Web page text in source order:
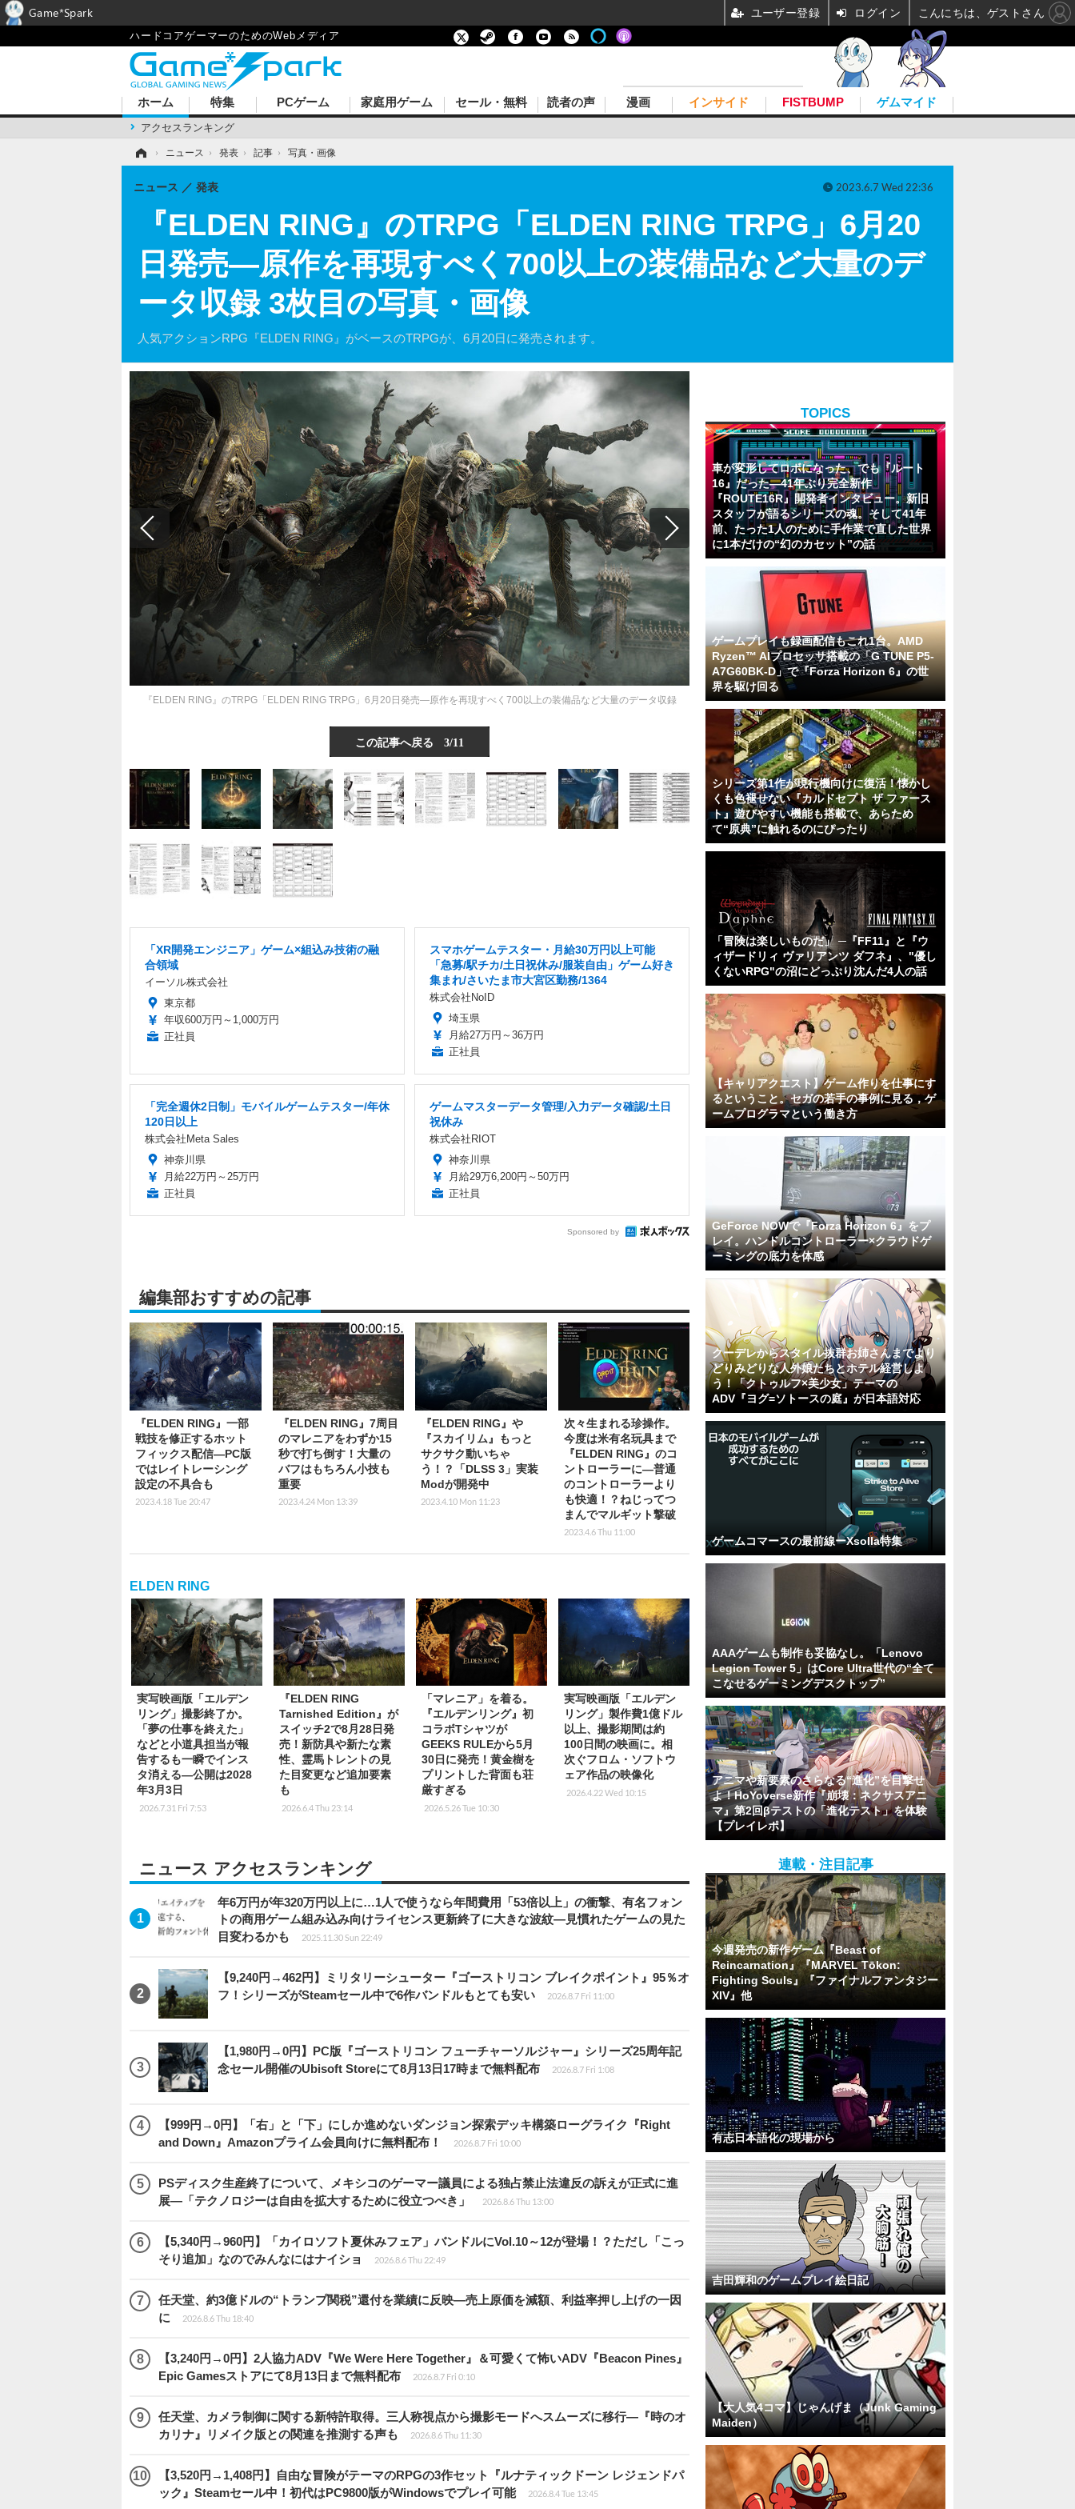
ハードコアゲーマーのためのWebメディア
ホーム
アクセスランキング
特集 PCゲーム 家庭用ゲーム セール・無料 読者の声 漫画 インサイド FISTBUMP ゲムマイド
› ニュース › 発表 › 記事 › 写真・画像
『ELDEN RING』のTRPG「ELDEN RING TRPG」6月20
日発売―原作を再現すべく700以上の装備品など大量のデ
ータ収録 3枚目の写真・画像
人気アクションRPG『ELDEN RING』がベースのTRPGが、6月20日に発売されます。
ニュース 発表 2023.6.7 Wed 22:36
『ELDEN RING』のTRPG「ELDEN RING TRPG」6月20日発売―原作を再現すべく700以上の装備品など大量のデータ収録
この記事へ戻る 3/11
「XR開発エンジニア」ゲーム×組込み技術の融
合領域
イーソル株式会社
東京都
年収600万円～1,000万円
正社員
スマホゲームテスター・月給30万円以上可能
「急募/駅チカ/土日祝休み/服装自由」ゲーム好き
集まれ/さいたま市大宮区勤務/1364
株式会社NoID
埼玉県
月給27万円～36万円
正社員
「完全週休2日制」モバイルゲームテスター/年休
120日以上
株式会社Meta Sales
神奈川県
月給22万円～25万円
正社員
ゲームマスターデータ管理/入力データ確認/土日
祝休み
株式会社RIOT
神奈川県
月給29万6,200円～50万円
正社員
Sponsored by
編集部おすすめの記事
『ELDEN RING』一部
戦技を修正するホット
フィックス配信―PC版
ではレイトレーシング
設定の不具合も
2023.4.18 Tue 20:47
『ELDEN RING』7周目
のマレニアをわずか15
秒で打ち倒す！大量の
バフはもちろん小技も
重要
2023.4.24 Mon 13:39
『ELDEN RING』や
『スカイリム』もっと
サクサク動いちゃ
う！？「DLSS 3」実装
Modが開発中
2023.4.10 Mon 11:23
次々生まれる珍操作。
今度は米有名玩具まで
『ELDEN RING』のコ
ントローラーに―普通
のコントローラーより
も快適！？ねじってつ
まんでマルギット撃破
2023.4.6 Thu 11:00
ELDEN RING
実写映画版「エルデン
リング」撮影終了か。
「夢の仕事を終えた」
などと小道具担当が報
告するも一瞬でインス
タ消える―公開は2028
年3月3日
2026.7.31 Fri 7:53
『ELDEN RING
Tarnished Edition』が
スイッチ2で8月28日発
売！新防具や新たな素
性、霊馬トレントの見
た目変更など追加要素
も
2026.6.4 Thu 23:14
「マレニア」を着る。
『エルデンリング』初
コラボTシャツが
GEEKS RULEから5月
30日に発売！黄金樹を
プリントした背面も荘
厳すぎる
2026.5.26 Tue 10:30
実写映画版「エルデン
リング」製作費1億ドル
以上、撮影期間は約
100日間の映画に。相
次ぐフロム・ソフトウ
ェア作品の映像化
2026.4.22 Wed 10:15
ニュース アクセスランキング
年6万円が年320万円以上に…1人で使うなら年間費用「53倍以上」の衝撃、有名フォン
トの商用ゲーム組み込み向けライセンス更新終了に大きな波紋―見慣れたゲームの見た
目変わるかも
2025.11.30 Sun 22:49
【9,240円→462円】ミリタリーシューター『ゴーストリコン ブレイクポイント』95％オ
フ！シリーズがSteamセール中で6作バンドルもとても安い
2026.8.7 Fri 11:00
【1,980円→0円】PC版『ゴーストリコン フューチャーソルジャー』シリーズ25周年記
念セール開催のUbisoft Storeにて8月13日17時まで無料配布
2026.8.7 Fri 1:08
【999円→0円】「右」と「下」にしか進めないダンジョン探索デッキ構築ローグライク『Right
and Down』Amazonプライム会員向けに無料配布！
2026.8.7 Fri 10:00
PSディスク生産終了について、メキシコのゲーマー議員による独占禁止法違反の訴えが正式に進
展―「テクノロジーは自由を拡大するために役立つべき」
2026.8.6 Thu 13:00
【5,340円→960円】「カイロソフト夏休みフェア」バンドルにVol.10～12が登場！？ただし「こっ
そり追加」なのでみんなにはナイショ
2026.8.6 Thu 22:49
任天堂、約3億ドルの“トランプ関税”還付を業績に反映―売上原価を減額、利益率押し上げの一因
に
2026.8.6 Thu 18:40
【3,240円→0円】2人協力ADV『We Were Here Together』＆可愛くて怖いADV『Beacon Pines』
Epic Gamesストアにて8月13日まで無料配布
2026.8.7 Fri 0:10
任天堂、カメラ制御に関する新特許取得。三人称視点から撮影モードへスムーズに移行―『時のオ
カリナ』リメイク版との関連を推測する声も
2026.8.6 Thu 11:30
【3,520円→1,408円】自由な冒険がテーマのRPGの3作セット『ルナティックドーン レジェンドパ
ック』Steamセール中！初代はPC9800版がWindowsでプレイ可能
2026.8.4 Tue 13:45
TOPICS
車が変形してロボになった、でも『ルート
16』だった―41年ぶり完全新作
『ROUTE16R』開発者インタビュー。新旧
スタッフが語るシリーズの魂。そして41年
前、たった1人のために手作業で直した世界
に1本だけの“幻のカセット”の話
ゲームプレイも録画配信もこれ1台。AMD
Ryzen™ AIプロセッサ搭載の「G TUNE P5-
A7G60BK-D」で『Forza Horizon 6』の世
界を駆け回る
シリーズ第1作が現行機向けに復活！懐かし
くも色褪せない『カルドセプト ザ ファース
ト』遊びやすい機能も搭載で、あらため
て“原典”に触れるのにぴったり
「冒険は楽しいものだ」 ─『FF11』と『ウ
ィザードリィ ヴァリアンツ ダフネ』、"優し
くないRPG"の沼にどっぷり沈んだ4人の話
【キャリアクエスト】ゲーム作りを仕事にす
るということ。セガの若手の事例に見る，ゲ
ームプログラマという働き方
GeForce NOWで『Forza Horizon 6』をプ
レイ。ハンドルコントローラー×クラウドゲ
ーミングの底力を体感
クーデレからスタイル抜群お姉さんまでより
どりみどりな人外娘たちとホテル経営しよ
う！「クトゥルフ×美少女」テーマの
ADV『ヨグ=ソトースの庭』が日本語対応
ゲームコマースの最前線ーXsolla特集
AAAゲームも制作も妥協なし。「Lenovo
Legion Tower 5」はCore Ultra世代の“全て
こなせるゲーミングデスクトップ”
アニマや新要素のさらなる“進化”を目撃せ
よ！HoYoverse新作『崩壊：ネクサスアニ
マ』第2回βテストの「進化テスト」を体験
【プレイレポ】
連載・注目記事
今週発売の新作ゲーム『Beast of
Reincarnation』『MARVEL Tōkon:
Fighting Souls』『ファイナルファンタジー
XIV』他
有志日本語化の現場から
吉田輝和のゲームプレイ絵日記
【大人気4コマ】じゃんげま（Junk Gaming
Maiden）
Game*Spark ユーザー登録 ログイン こんにちは、ゲストさん